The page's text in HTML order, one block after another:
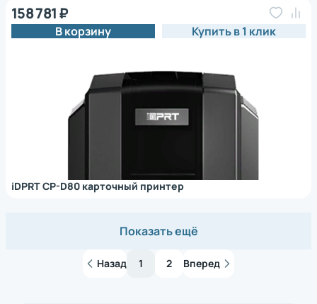
iDPRT CP-D80 карточный принтер
158 781 ₽
В корзину Купить в 1 клик
Показать ещё
Назад 1 2 Вперед